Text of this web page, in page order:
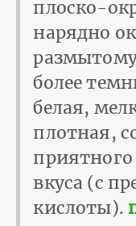
плоско-
нарядно
более
белая,
плотная,
приятного
вкуса (с
кислоты).